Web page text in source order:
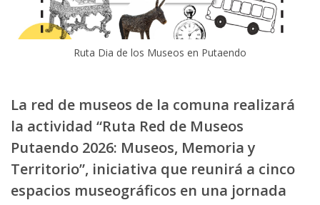
Ruta Dia de los Museos en Putaendo
La red de museos de la comuna realizará
la actividad “Ruta Red de Museos
Putaendo 2026: Museos, Memoria y
Territorio”, iniciativa que reunirá a cinco
espacios museográficos en una jornada